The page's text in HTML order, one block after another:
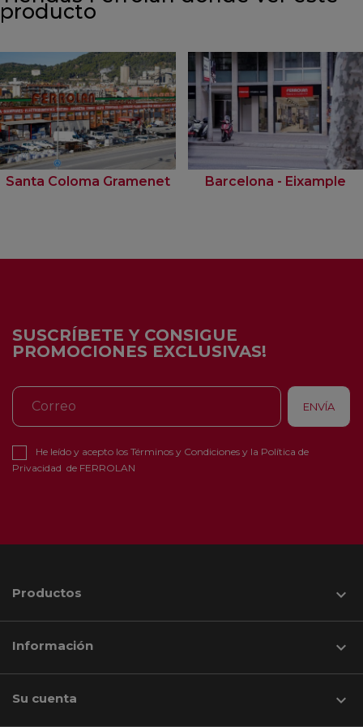
producto
Santa Coloma Gramenet Barcelona - Eixample
SUSCRÍBETE Y CONSIGUE
PROMOCIONES EXCLUSIVAS!
He leído y acepto los Términos y Condiciones y la Política de
Privacidad de FERROLAN
Productos 
Información 
Su cuenta 